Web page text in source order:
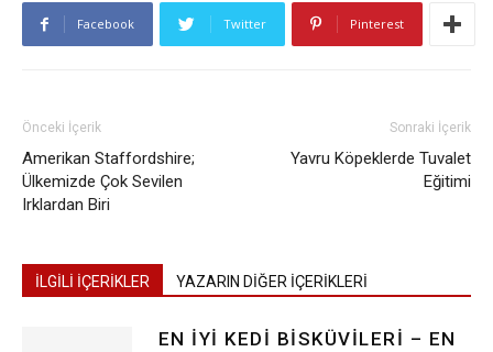
Facebook Twitter Pinterest
Önceki İçerik
Amerikan Staffordshire;
Ülkemizde Çok Sevilen
Irklardan Biri
Sonraki İçerik
Yavru Köpeklerde Tuvalet
Eğitimi
İLGİLİ İÇERİKLER YAZARIN DİĞER İÇERİKLERİ
EN İYI KEDI BISKÜVILERI – EN